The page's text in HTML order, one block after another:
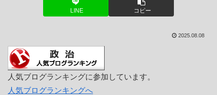
LINE コピー
2025.08.08
人気ブログランキングに参加しています。
人気ブログランキングへ